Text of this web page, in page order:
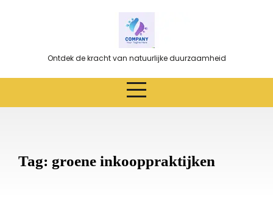
Ontdek de kracht van natuurlijke duurzaamheid
Tag: groene inkooppraktijken